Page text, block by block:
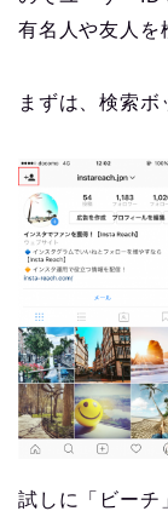
有名人や友人を
まずは、検索ボ
試しに「ビーチ